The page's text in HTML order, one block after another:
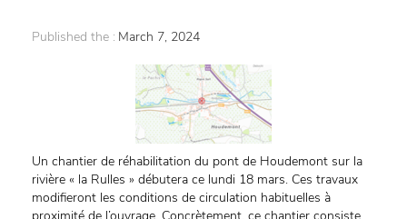
Published the : March 7, 2024
Un chantier de réhabilitation du pont de Houdemont sur la
rivière « la Rulles » débutera ce lundi 18 mars. Ces travaux
modifieront les conditions de circulation habituelles à